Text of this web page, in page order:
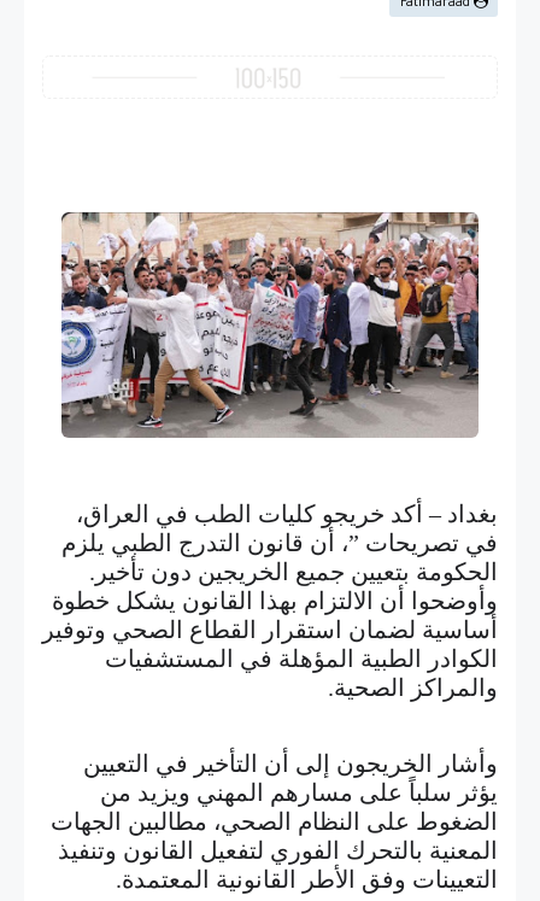
Fatimaraad
بغداد – أكد خريجو كليات الطب في العراق،
في تصريحات ”، أن قانون التدرج الطبي يلزم
الحكومة بتعيين جميع الخريجين دون تأخير.
وأوضحوا أن الالتزام بهذا القانون يشكل خطوة
أساسية لضمان استقرار القطاع الصحي وتوفير
الكوادر الطبية المؤهلة في المستشفيات
والمراكز الصحية.
وأشار الخريجون إلى أن التأخير في التعيين
يؤثر سلباً على مسارهم المهني ويزيد من
الضغوط على النظام الصحي، مطالبين الجهات
المعنية بالتحرك الفوري لتفعيل القانون وتنفيذ
التعيينات وفق الأطر القانونية المعتمدة.